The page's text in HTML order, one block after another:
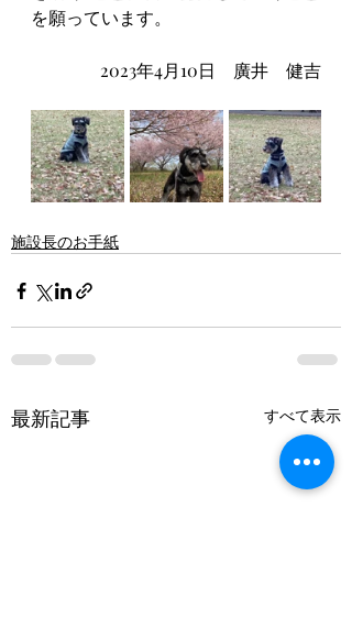
を願っています。
2023年4月10日　廣井　健吉
施設長のお手紙
最新記事 すべて表示